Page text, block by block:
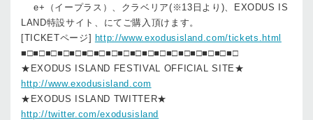
e+（イープラス）、クラベリア(※13日より)、EXODUS IS
LAND特設サイト、にてご購入頂けます。
[TICKETページ] http://www.exodusisland.com/tickets.html
■□■□■□■□■□■□■□■□■□■□■□■□■□■□■□■□■□■□
★EXODUS ISLAND FESTIVAL OFFICIAL SITE★
http://www.exodusisland.com
★EXODUS ISLAND TWITTER★
http://twitter.com/exodusisland